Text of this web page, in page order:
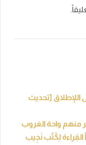
اللإطلاق [تحديث
لِكُتُب نَجِيب